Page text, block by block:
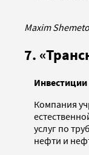
Maxim
7.
Инвестиции
Компания
услуг по
нефти и